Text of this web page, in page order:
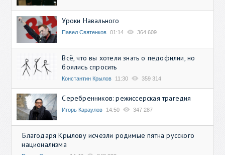
Уроки Навального
Павел Святенков 01:14 364 609
Всё, что вы хотели знать о педофилии, но
боялись спросить
Константин Крылов 11:30 359 314
Серебренников: режиссерская трагедия
Игорь Караулов 14:50 347 287
Благодаря Крылову исчезли родимые пятна русского
национализма